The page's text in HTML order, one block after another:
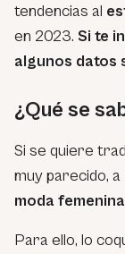
tendencias al
en 2023. Si te
algunos datos
¿Qué se
Si se quiere
muy parecido, a
moda
Para ello, lo